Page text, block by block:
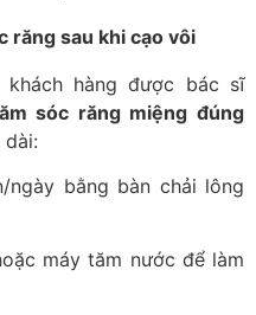
răng sau khi cạo vôi
hàng được bác sĩ
sóc răng miệng đúng
bằng bàn chải lông
máy tăm nước để làm